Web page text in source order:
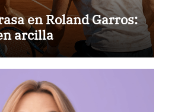
en Roland Garros:
arcilla